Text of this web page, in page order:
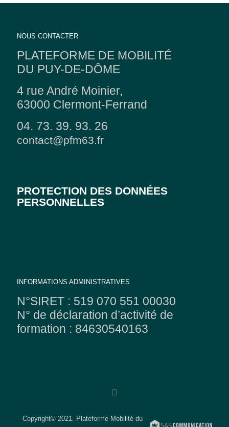
NOUS CONTACTER
PLATEFORME DE MOBILITÉ
DU PUY-DE-DÔME
4 rue André Moinier,
63000 Clermont-Ferrand
04. 73. 39. 93. 26
contact@pfm63.fr
PROTECTION DES DONNÉES
PERSONNELLES
INFORMATIONS ADMINISTRATIVES
N°SIRET : 519 070 551 00030
N° de déclaration d’activité de
formation : 84630540163
Copyright© 2021. Plateforme Mobilité du